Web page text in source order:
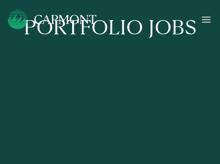
PORTFOLIO JOBS